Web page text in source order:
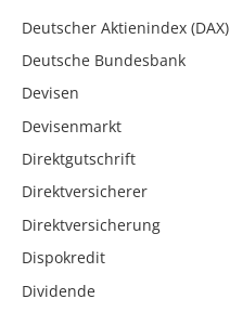
Deutscher Aktienindex (DAX)
Deutsche Bundesbank
Devisen
Devisenmarkt
Direktgutschrift
Direktversicherer
Direktversicherung
Dispokredit
Dividende